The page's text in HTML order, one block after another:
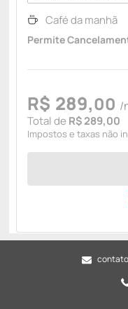
Café da manhã
Permite
R$ 289,00 /
Total de R$ 289,00
Impostos e taxas não